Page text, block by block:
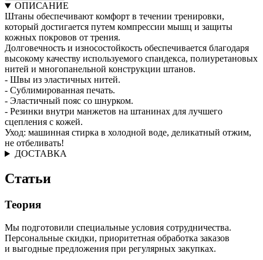
ОПИСАНИЕ
Штаны обеспечивают комфорт в течении тренировки,
который достигается путем компрессии мышц и защиты
кожных покровов от трения.
Долговечность и износостойкость обеспечивается благодаря
высокому качеству используемого спандекса, полиуретановых
нитей и многопанельной конструкции штанов.
- Швы из эластичных нитей.
- Сублимированная печать.
- Эластичный пояс со шнурком.
- Резинки внутри манжетов на штанинах для лучшего
сцепления с кожей.
Уход: машинная стирка в холодной воде, деликатный отжим,
не отбеливать!
ДОСТАВКА
Статьи
Теория
Мы подготовили специальные условия сотрудничества.
Персональные скидки, приоритетная обработка заказов
и выгодные предложения при регулярных закупках.